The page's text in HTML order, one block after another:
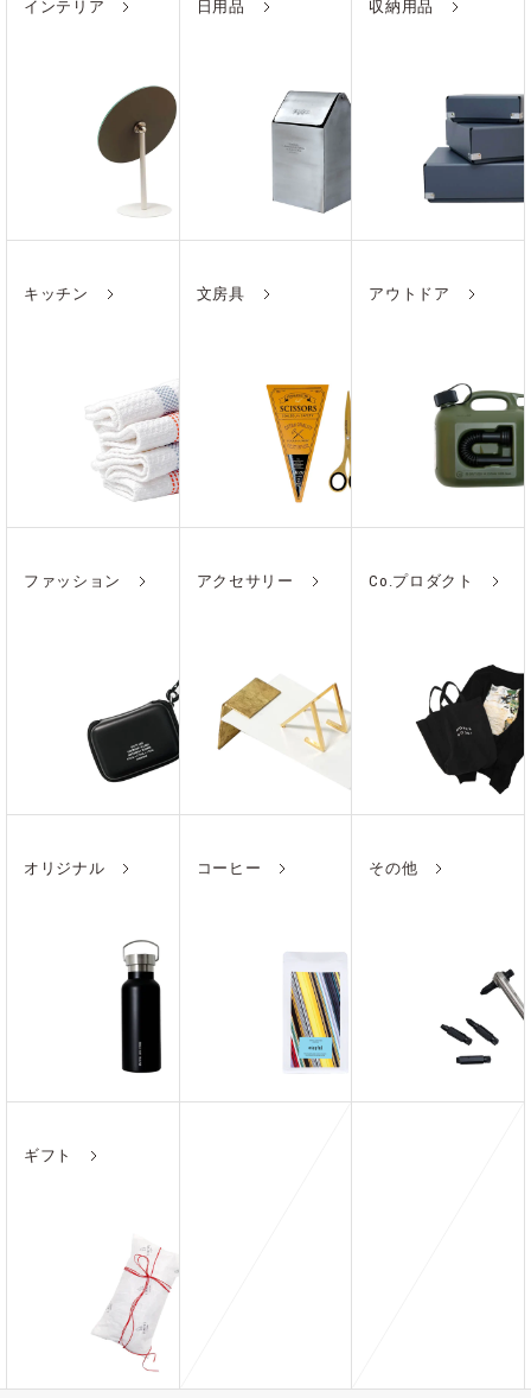
インテリア 日用品 収納用品
キッチン 文房具 アウトドア
ファッション アクセサリー Co.プロダクト
オリジナル コーヒー その他
ギフト